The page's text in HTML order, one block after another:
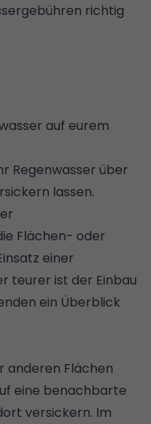
richtig
auf eurem
Regenwasser über
lassen.
Flächen- oder
einer
teurer ist der Einbau
ein Überblick
anderen Flächen
eine benachbarte
versickern. Im